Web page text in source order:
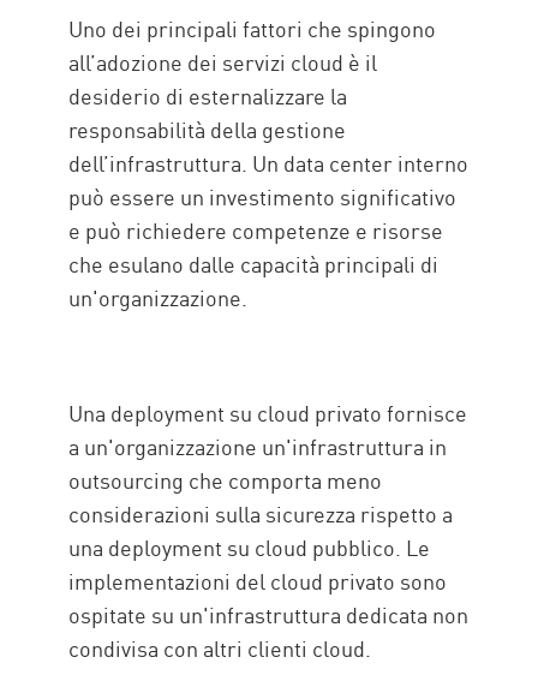
Uno dei principali fattori che spingono
all’adozione dei servizi cloud è il
desiderio di esternalizzare la
responsabilità della gestione
dell’infrastruttura. Un data center interno
può essere un investimento significativo
e può richiedere competenze e risorse
che esulano dalle capacità principali di
un'organizzazione.
Una deployment su cloud privato fornisce
a un'organizzazione un'infrastruttura in
outsourcing che comporta meno
considerazioni sulla sicurezza rispetto a
una deployment su cloud pubblico. Le
implementazioni del cloud privato sono
ospitate su un'infrastruttura dedicata non
condivisa con altri clienti cloud.